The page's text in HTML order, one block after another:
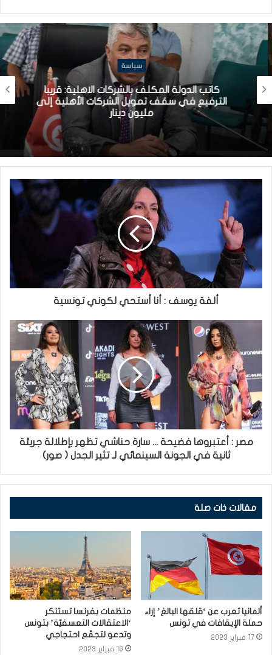
سياسة
كاتب الدولة المكلف بالشركات الاهلية: قريبا
الترفيع في سقف تمويل الشركات الأهلية إلى
مليون دينار
ألفة يوسف : أنا أستحي لكوني تونسية
مصر : أعتبروها فضيحة ... سارة حناشي تظهر بإطلالة جريئة
ثانية في الجونة السينمائي لـ تثير الجدل ( صور)
مقالات ذات صلة
ألمانيا تعرب عن ‘قلقها البالغ’ إزاء
حملة الإيقافات في تونس
17 فبراير 2023
منظمات بفرنسا تستنكر
‘الاعتقالات التعسفيّة’ بتونس
وتدعو لتجمّع احتجاجي
16 فبراير 2023